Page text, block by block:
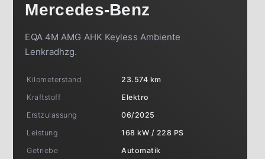
Mercedes-Benz
EQA 4M AMG AHK Keyless Ambiente
Lenkradhzg.
Kilometerstand
23.574 km
Kraftstoff
Elektro
Erstzulassung
06/2025
Leistung
168 kW / 228 PS
Getriebe
Automatik